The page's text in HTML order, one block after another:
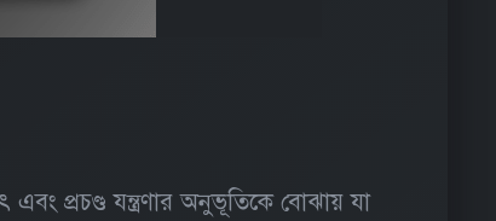
প্রচণ্ড যন্ত্রণার অনুভূতিকে বোঝায় যা